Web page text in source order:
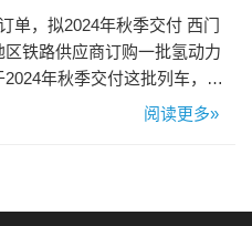
单，拟2024年秋季交付 西门
铁路供应商订购一批氢动力
年秋季交付这批列车，并
Niederbarnimer Eisenbahn建
阅读更多»